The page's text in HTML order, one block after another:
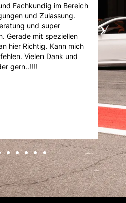
Fachkundig im Bereich
und Zulassung.
und super
mit speziellen
hier Richtig. Kann mich
Vielen Dank und
gern..!!!!